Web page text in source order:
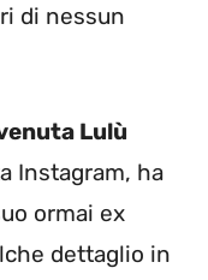
di nessun
Lulù
Instagram, ha
ormai ex
dettaglio in